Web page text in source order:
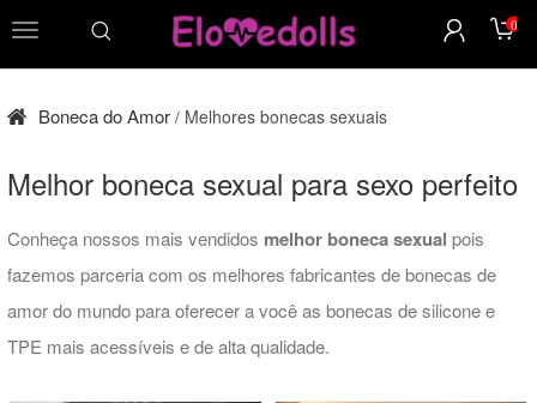
0
Boneca do Amor / Melhores bonecas sexuais
Melhor boneca sexual para sexo perfeito
Conheça nossos mais vendidos melhor boneca sexual pois
fazemos parceria com os melhores fabricantes de bonecas de
amor do mundo para oferecer a você as bonecas de silicone e
TPE mais acessíveis e de alta qualidade.